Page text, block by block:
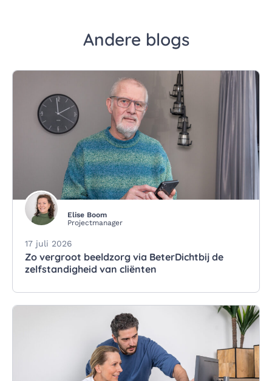
Andere blogs
Elise Boom
Projectmanager
17 juli 2026
Zo vergroot beeldzorg via BeterDichtbij de
zelfstandigheid van cliënten